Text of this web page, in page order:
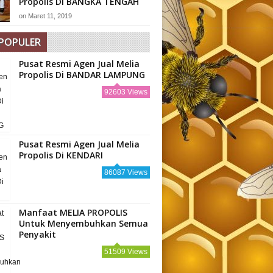
on Maret 11, 2019
Pusat Resmi Agen Jual Melia
Propolis Di BANDAR LAMPUNG
92603 Views
Pusat Resmi Agen Jual Melia
Propolis Di KENDARI
86087 Views
Manfaat MELIA PROPOLIS
Untuk Menyembuhkan Semua
Penyakit
51509 Views